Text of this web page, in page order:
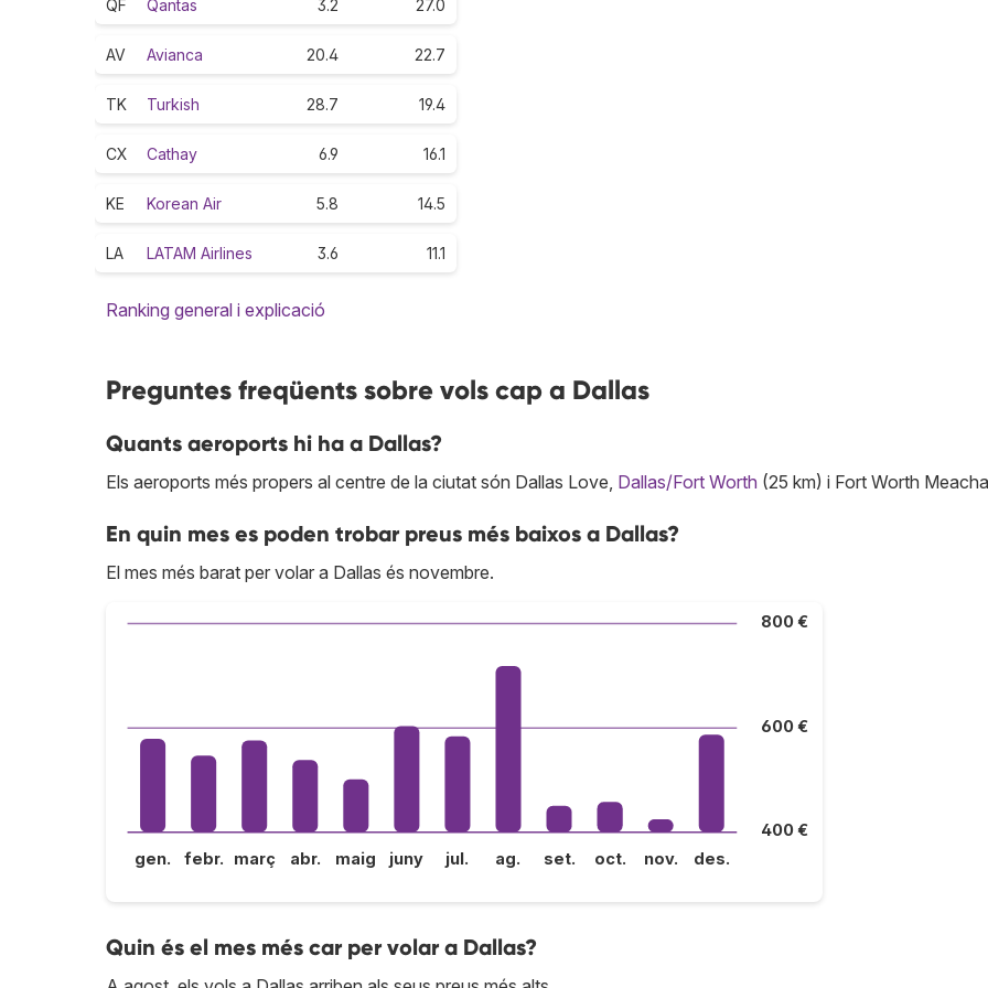
QF Qantas 3.2 27.0
AV Avianca 20.4 22.7
TK Turkish 28.7 19.4
CX Cathay 6.9 16.1
KE Korean Air 5.8 14.5
LA LATAM Airlines 3.6 11.1
Ranking general i explicació
Preguntes freqüents sobre vols cap a Dallas
Quants aeroports hi ha a Dallas?
Els aeroports més propers al centre de la ciutat són Dallas Love, Dallas/Fort Worth (25 km) i Fort Worth
En quin mes es poden trobar preus més baixos a Dallas?
El mes més barat per volar a Dallas és novembre.
400 €
600 €
800 €
gen. febr. març abr. maig juny jul. ag. set. oct. nov. des.
Quin és el mes més car per volar a Dallas?